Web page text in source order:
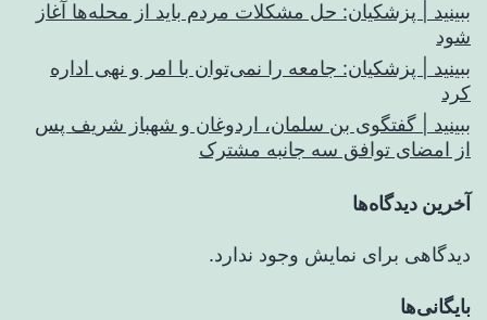
ببینید | پزشکیان: حل مشکلات مردم باید از محله‌ها آغاز
شود
ببینید | پزشکیان: جامعه را نمی‌توان با امر و نهی اداره
کرد
ببینید | گفتگوی بن سلمان، اردوغان و شهباز شریف پس
از امضای توافق سه جانبه مشترک
آخرین دیدگاه‌ها
دیدگاهی برای نمایش وجود ندارد.
بایگانی‌ها